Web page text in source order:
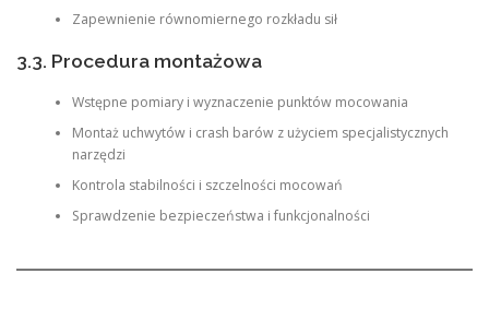
Zapewnienie równomiernego rozkładu sił
3.3. Procedura montażowa
Wstępne pomiary i wyznaczenie punktów mocowania
Montaż uchwytów i crash barów z użyciem specjalistycznych
narzędzi
Kontrola stabilności i szczelności mocowań
Sprawdzenie bezpieczeństwa i funkcjonalności